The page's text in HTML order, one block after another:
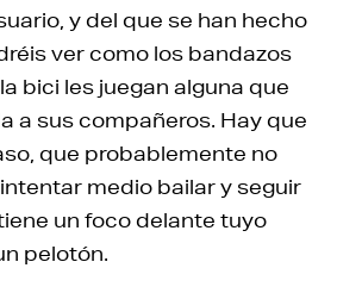
y del que se han hecho
ver como los bandazos
bici les juegan alguna que
a sus compañeros. Hay que
que probablemente no
medio bailar y seguir
un foco delante tuyo
pelotón.